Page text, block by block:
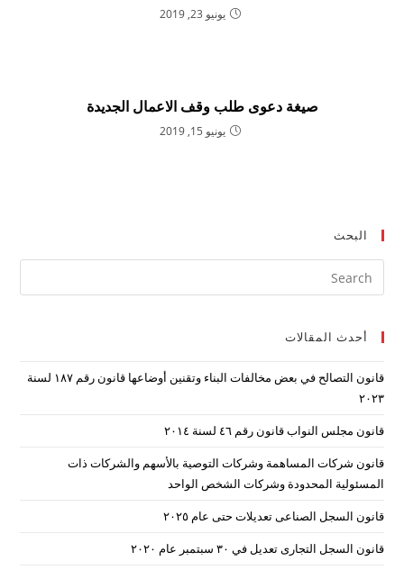
يونيو 23, 2019
صيغة دعوى طلب وقف الاعمال الجديدة
يونيو 15, 2019
البحث
أحدث المقالات
قانون التصالح في بعض مخالفات البناء وتقنين أوضاعها قانون رقم ۱۸۷ لسنة
۲۰۲۳
قانون مجلس النواب قانون رقم ٤٦ لسنة ٢٠١٤
قانون شركات المساهمة وشركات التوصية بالأسهم والشركات ذات
المسئولية المحدودة وشركات الشخص الواحد
قانون السجل الصناعى تعديلات حتى عام ٢٠٢٥
قانون السجل التجارى تعديل في ٣٠ سبتمبر عام ٢٠٢٠